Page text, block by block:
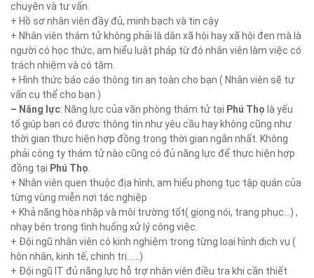
chuyện và tư vấn.
+ Hồ sơ nhân viên đầy đủ, minh bạch và tin cậy
+ Nhân viên thám tử không phải là dân xã hội hay xã hội đen mà là
người có học thức, am hiểu luật pháp từ đó nhân viên làm việc có
trách nhiệm và có tâm.
+ Hình thức báo cáo thông tin an toàn cho bạn ( Nhân viên sẽ tư
vấn cụ thể cho bạn )
– Năng lực: Năng lực của văn phòng thám tử tại Phú Thọ là yếu
tố giúp bạn có được thông tin như yêu cầu hay không cũng như
thời gian thực hiện hợp đồng trong thời gian ngắn nhất. Không
phải công ty thám tử nào cũng có đủ năng lực để thực hiện hợp
đồng tại Phú Thọ.
+ Nhân viên quen thuộc địa hình, am hiểu phong tục tập quán của
từng vùng miễn nơi tác nghiệp
+ Khả năng hòa nhập và môi trường tốt( giọng nói, trang phục…) ,
nhạy bén trong tình huống xử lý công việc.
+ Đội ngũ nhân viên có kinh nghiệm trong từng loại hình dịch vụ (
hôn nhân, kinh tế, chinh trị……)
+ Đội ngũ IT đủ năng lực hỗ trợ nhân viên điều tra khi cần thiết